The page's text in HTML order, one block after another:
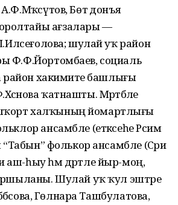
Бөтә донъя
ағзалары —
шулай уҡ район
Ф.Ф.Йортомбаев, социаль
район хакимиәте башлығы
ҡатнашты. Мәртәбәле
халҡының йомартлығы
ансамбле (етәксеһе Рәсимә
“Табын” фолькор ансамбле (Сәриә
аш-һыу һәм дәртле йыр-моң,
Шулай уҡ ҡул эштәре
Гөлнара Ташбулатова,